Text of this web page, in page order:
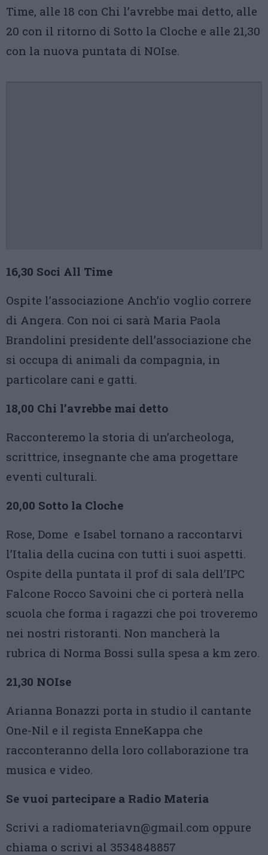
Time, alle 18 con Chi l’avrebbe mai detto, alle
20 con il ritorno di Sotto la Cloche e alle 21,30
con la nuova puntata di NOIse.
16,30 Soci All Time
Ospite l’associazione Anch’io voglio correre
di Angera. Con noi ci sarà Maria Paola
Brandolini presidente dell’associazione che
si occupa di animali da compagnia, in
particolare cani e gatti.
18,00 Chi l’avrebbe mai detto
Racconteremo la storia di un’archeologa,
scrittrice, insegnante che ama progettare
eventi culturali.
20,00 Sotto la Cloche
Rose, Dome e Isabel tornano a raccontarvi
l’Italia della cucina con tutti i suoi aspetti.
Ospite della puntata il prof di sala dell’IPC
Falcone Rocco Savoini che ci porterà nella
scuola che forma i ragazzi che poi troveremo
nei nostri ristoranti. Non mancherà la
rubrica di Norma Bossi sulla spesa a km zero.
21,30 NOIse
Arianna Bonazzi porta in studio il cantante
One-Nil e il regista EnneKappa che
racconteranno della loro collaborazione tra
musica e video.
Se vuoi partecipare a Radio Materia
Scrivi a radiomateriavn@gmail.com oppure
chiama o scrivi al 3534848857